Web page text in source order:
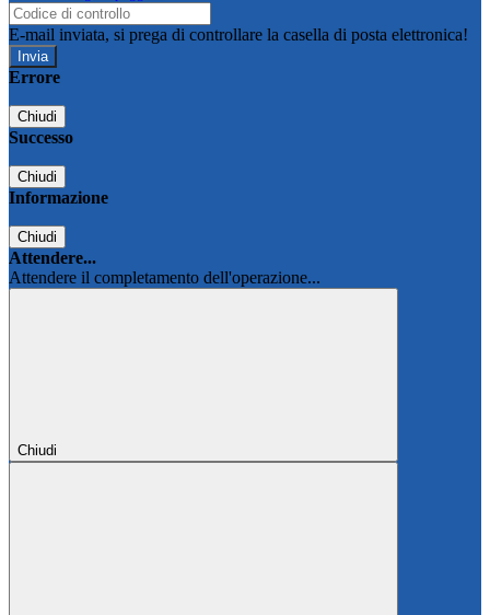
E-mail inviata, si prega di controllare la casella di posta elettronica!
Errore
Chiudi
Successo
Chiudi
Informazione
Chiudi
Attendere...
Attendere il completamento dell'operazione...
Chiudi